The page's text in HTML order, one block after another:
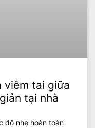
viêm tai giữa
tại nhà
độ nhẹ hoàn toàn